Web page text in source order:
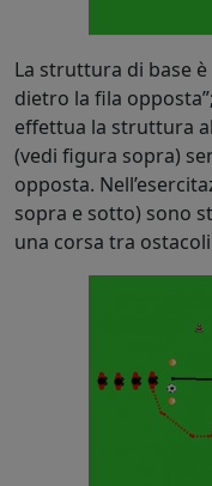
La struttura di base è
dietro la fila
effettua la struttura
(vedi figura sopra)
opposta.
sopra e sotto) sono
una corsa tra